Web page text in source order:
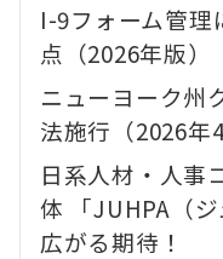
I-9フォーム管理
点（2026年版）
ニューヨーク州
法施行（2026年4
日系人材・人事
体 「JUHPA（
広がる期待！